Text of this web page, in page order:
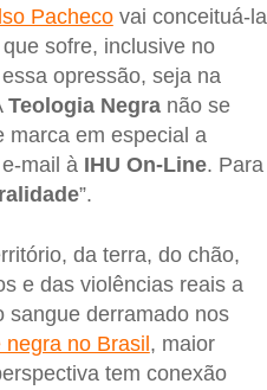
Pachecovai conceituá-la
sofre, inclusive no
opressão, seja na
Teologia Negranão se
marca em especial a
mail à IHU On-Line. Para
”.
da terra, do chão,
e das violências reais a
sangue derramado nos
no Brasil , maior
tem conexão